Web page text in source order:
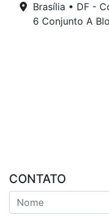
Brasília • DF -
6 Conjunto A
CONTATO